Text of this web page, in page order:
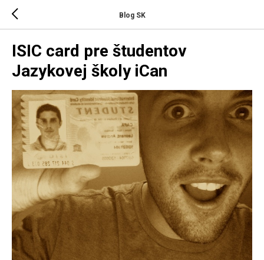
Blog SK
ISIC card pre študentov
Jazykovej školy iCan